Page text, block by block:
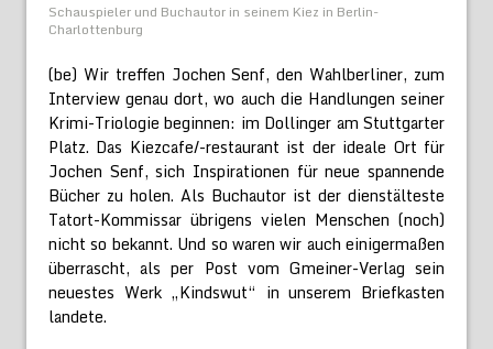
Schauspieler und Buchautor in seinem Kiez in Berlin-
Charlottenburg
(be) Wir treffen Jochen Senf, den Wahlberliner, zum
Interview genau dort, wo auch die Handlungen seiner
Krimi-Triologie beginnen: im Dollinger am Stuttgarter
Platz. Das Kiezcafe/-restaurant ist der ideale Ort für
Jochen Senf, sich Inspirationen für neue spannende
Bücher zu holen. Als Buchautor ist der dienstälteste
Tatort-Kommissar übrigens vielen Menschen (noch)
nicht so bekannt. Und so waren wir auch einigermaßen
überrascht, als per Post vom Gmeiner-Verlag sein
neuestes Werk „Kindswut“ in unserem Briefkasten
landete.